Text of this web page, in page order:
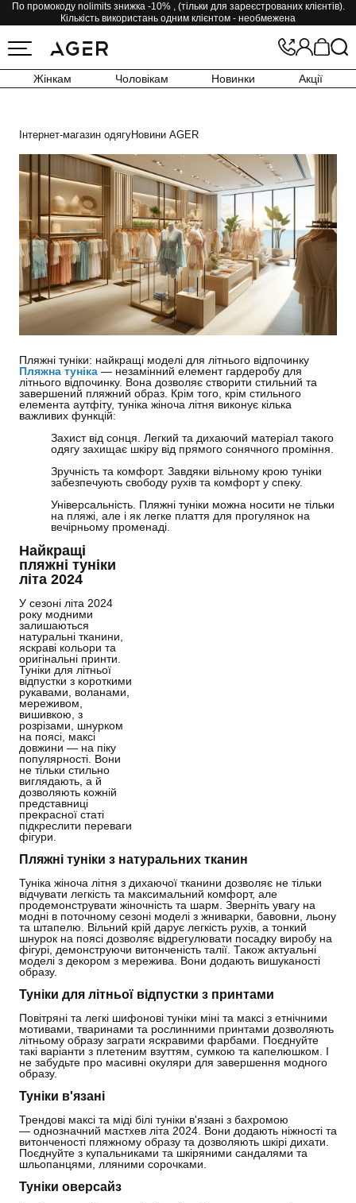
По промокоду nolimits знижка -10% , (тільки для зареєстрованих клієнтів).
Кількість використань одним клієнтом - необмежена
Жінкам Чоловікам Новинки Акції
Інтернет-магазин одягуНовини AGER
Пляжні туніки: найкращі моделі для літнього відпочинку
Пляжна туніка — незамінний елемент гардеробу для
літнього відпочинку. Вона дозволяє створити стильний та
завершений пляжний образ. Крім того, крім стильного
елемента аутфіту, туніка жіноча літня виконує кілька
важливих функцій:
Захист від сонця. Легкий та дихаючий матеріал такого
одягу захищає шкіру від прямого сонячного проміння.
Зручність та комфорт. Завдяки вільному крою туніки
забезпечують свободу рухів та комфорт у спеку.
Універсальність. Пляжні туніки можна носити не тільки
на пляжі, але і як легке плаття для прогулянок на
вечірньому променаді.
Найкращі
пляжні туніки
літа 2024
У сезоні літа 2024
року модними
залишаються
натуральні тканини,
яскраві кольори та
оригінальні принти.
Туніки для літньої
відпустки з короткими
рукавами, воланами,
мереживом,
вишивкою, з
розрізами, шнурком
на поясі, максі
довжини — на піку
популярності. Вони
не тільки стильно
виглядають, а й
дозволяють кожній
представниці
прекрасної статі
підкреслити переваги
фігури.
Пляжні туніки з натуральних тканин
Туніка жіноча літня з дихаючої тканини дозволяє не тільки
відчувати легкість та максимальний комфорт, але
продемонструвати жіночність та шарм. Зверніть увагу на
модні в поточному сезоні моделі з жниварки, бавовни, льону
та штапелю. Вільний крій дарує легкість рухів, а тонкий
шнурок на поясі дозволяє відрегулювати посадку виробу на
фігурі, демонструючи витонченість талії. Також актуальні
моделі з декором з мережива. Вони додають вишуканості
образу.
Туніки для літньої відпустки з принтами
Повітряні та легкі шифонові туніки міні та максі з етнічними
мотивами, тваринами та рослинними принтами дозволяють
літньому образу заграти яскравими фарбами. Поєднуйте
такі варіанти з плетеним взуттям, сумкою та капелюшком. І
не забудьте про масивні окуляри для завершення модного
образу.
Туніки в'язані
Трендові максі та міді білі туніки в'язані з бахромою
— однозначний мастхев літа 2024. Вони додають ніжності та
витонченості пляжному образу та дозволяють шкірі дихати.
Поєднуйте з купальниками та шкіряними сандалями та
шльопанцями, лляними сорочками.
Туніки оверсайз